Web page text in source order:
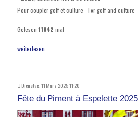
Pour coupler golf et culture - For golf and culture
Gelesen 11842 mal
weiterlesen ...
Dienstag, 11 März 2025 11:20
Fête du Piment à Espelette 2025